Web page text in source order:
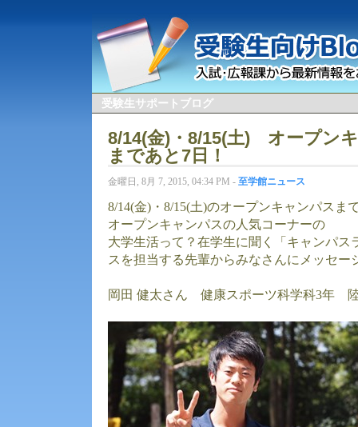
受験生サポートブログ
8/14(金)・8/15(土) オープン
まであと7日！
金曜日, 8月 7, 2015, 04:34 PM - 至学館ニュース
8/14(金)・8/15(土)のオープンキャンパスま
オープンキャンパスの人気コーナーの
大学生活って？在学生に聞く「キャンパス
スを担当する先輩からみなさんにメッセー
岡田 健太さん 健康スポーツ科学科3年